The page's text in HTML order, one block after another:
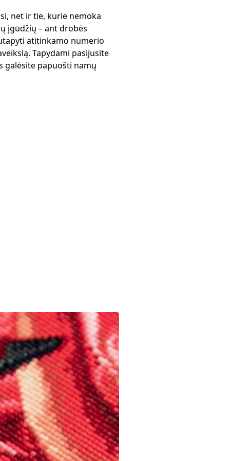
net ir tie, kurie nemoka
įgūdžių – ant drobės
atitinkamo numerio
Tapydami pasijusite
galėsite papuošti namų